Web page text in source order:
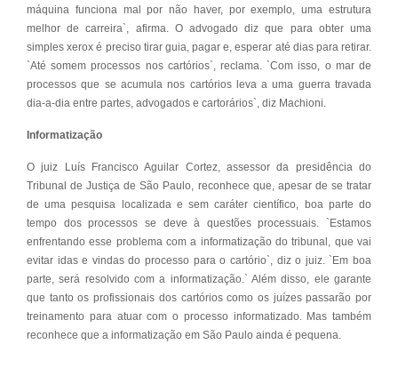
máquina funciona mal por não haver, por exemplo, uma estrutura
melhor de carreira`, afirma. O advogado diz que para obter uma
simples xerox é preciso tirar guia, pagar e, esperar até dias para retirar.
`Até somem processos nos cartórios`, reclama. `Com isso, o mar de
processos que se acumula nos cartórios leva a uma guerra travada
dia-a-dia entre partes, advogados e cartorários`, diz Machioni.
Informatização
O juiz Luís Francisco Aguilar Cortez, assessor da presidência do
Tribunal de Justiça de São Paulo, reconhece que, apesar de se tratar
de uma pesquisa localizada e sem caráter científico, boa parte do
tempo dos processos se deve à questões processuais. `Estamos
enfrentando esse problema com a informatização do tribunal, que vai
evitar idas e vindas do processo para o cartório`, diz o juiz. `Em boa
parte, será resolvido com a informatização.` Além disso, ele garante
que tanto os profissionais dos cartórios como os juízes passarão por
treinamento para atuar com o processo informatizado. Mas também
reconhece que a informatização em São Paulo ainda é pequena.